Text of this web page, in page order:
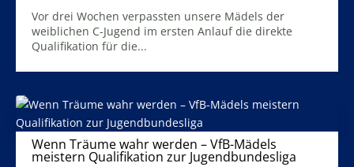
Vor drei Wochen verpassten unsere Mädels der
weiblichen C-Jugend im ersten Anlauf die direkte
Qualifikation für die...
Wenn Träume wahr werden – VfB-Mädels
meistern Qualifikation zur Jugendbundesliga